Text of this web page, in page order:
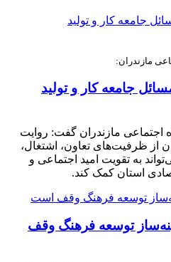
مازندران:
جامعه کار و تولید
اجتماعی مازندران گفت: روایت
از ظرفیت‌های تعاون، اشتغال،
به تقویت امید اجتماعی و
استان کمک کند.
توسعه فرهنگ وقف